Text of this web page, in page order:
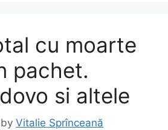
cu moarte
pachet.
si altele
by Vitalie Sprînceană